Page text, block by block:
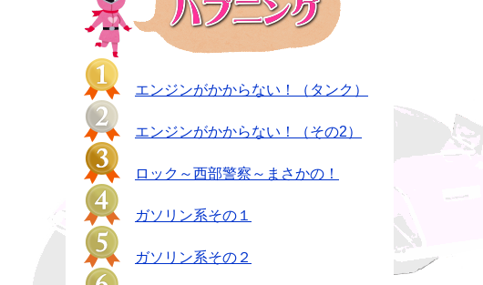
エンジンがかからない！（タンク）
エンジンがかからない！（その2）
ロック～西部警察～まさかの！
ガソリン系その１
ガソリン系その２